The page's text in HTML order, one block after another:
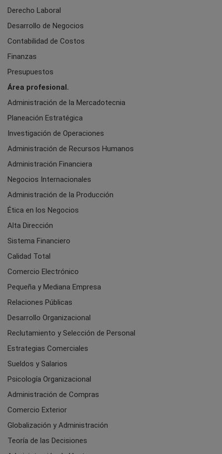
Derecho Laboral
Desarrollo de Negocios
Contabilidad de Costos
Finanzas
Presupuestos
Área profesional.
Administración de la Mercadotecnia
Planeación Estratégica
Investigación de Operaciones
Administración de Recursos Humanos
Administración Financiera
Negocios Internacionales
Administración de la Producción
Ética en los Negocios
Alta Dirección
Sistema Financiero
Calidad Total
Comercio Electrónico
Pequeña y Mediana Empresa
Relaciones Públicas
Desarrollo Organizacional
Reclutamiento y Selección de Personal
Estrategias Comerciales
Sueldos y Salarios
Psicología Organizacional
Administración de Compras
Comercio Exterior
Globalización y Administración
Teoría de las Decisiones